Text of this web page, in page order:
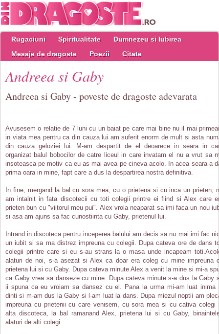
Rugaciuni Spiritualitate
Dumnezeu si Iubirea
Mesaje de dragoste
Poezii Citate
Andreea si Gaby
Andreea si Gaby - poveste de dragoste adevarata
Avusesem o relatie de 7 luni cu un baiat pe care mai bine nu il mai
in viata mea pentru ca din cauza lui am suferit enorm de mult si asta
din cauza geloziei lui. M-am despartit de el deoarece in seara in
organizat balul bobocilor de catre liceul in care invatam el nu a vrut sa
insoteasca pe motiv ca eu as mai avea pe cineva acolo. In acea seara a
prima oara in mine, fapt care a dus la despartirea nostra definitiva.
In fine, mergand la bal cu sora mea, cu o prietena si cu inca un prieten,
am intalnit in fata discotecii cu toti colegii printre ei fiind si Alex care
prieten bun cu "viitorul meu pui". Alex vroia neaparat sa imi faca un nou
si asa am ajuns sa fac cunostiinta cu Gaby, prietenul lui.
Intrand in discoteca pentru inceperea balului am decis sa nu mai imi fac
un iubit si sa ma distrez impreuna cu colegii. Dupa cateva ore de dans
colegii printre care si eu s-au strans la o masa unde incapeam
alaturi de noi, s-a asezat si Alex ca doar era coleg cu mine impreuna
prietena lui si cu Gaby. Dupa cateva minute Alex a venit la mine si mi-a
ca Gaby vrea sa danseze cu mine. Dupa cateva minute s-a dus la Gaby
ii spuna ca eu vroiam sa dansez cu el. Pana la urma mi-am luat inima
dinti si m-am dus la Gaby si l-am luat la dans. Dupa miezul noptii am
impreuna cu prietenii cu care venisem, cu sora mea si cu cativa colegi
alta discoteca, la bal ramanand Alex, prietena lui si cu Gaby,
alaturi de alti colegi.